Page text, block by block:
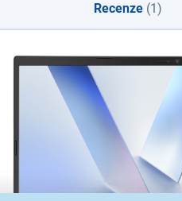
Recenze(1)